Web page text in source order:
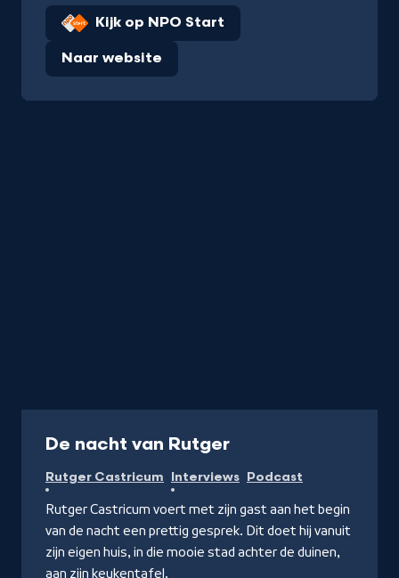
Kijk op NPO Start
Naar website
De nacht van Rutger
Rutger Castricum Interviews Podcast
Rutger Castricum voert met zijn gast aan het begin
van de nacht een prettig gesprek. Dit doet hij vanuit
zijn eigen huis, in die mooie stad achter de duinen,
aan zijn keukentafel.